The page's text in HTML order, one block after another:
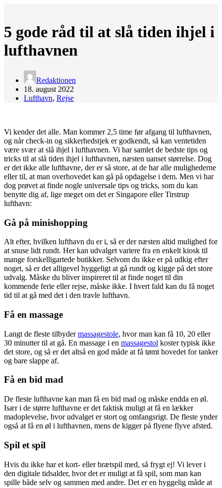
5 gode råd til at slå tiden ihjel i
lufthavnen
Redaktionen
18. august 2022
Lufthavn, Rejse
Vi kender det alle. Man kommer 2,5 time før afgang til lufthavnen,
og når check-in og sikkerhedstjek er godkendt, så kan ventetiden
være svær at slå ihjel i lufthavnen. Vi har samlet de bedste tips og
tricks til at slå tiden ihjel i lufthavnen, næsten uanset størrelse. Dog
er det ikke alle lufthavne, der er så store, at de har alle mulighederne
eller til, at man overhovedet kan gå på opdagelse i dem. Men vi har
dog prøvet at finde nogle universale tips og tricks, som du kan
benytte dig af, lige meget om det er Singapore eller Tirstrup
lufthavn:
Gå på minishopping
Alt efter, hvilken lufthavn du er i, så er der næsten altid mulighed for
at snuse lidt rundt. Her kan udvalget variere fra en enkelt kiosk til
mange forskelligartede butikker. Selvom du ikke er på udkig efter
noget, så er det alligevel hyggeligt at gå rundt og kigge på det store
udvalg. Måske du bliver inspireret til at finde noget til din
kommende ferie eller rejse, måske ikke. I hvert fald kan du få noget
tid til at gå med det i den travle lufthavn.
Få en massage
Langt de fleste tilbydermassagestole, hvor man kan få 10, 20 eller
30 minutter til at gå. En massage i en massagestol koster typisk ikke
det store, og så er det altså en god måde at få tømt hovedet for tanker
og bare slappe af.
Få en bid mad
De fleste lufthavne kan man få en bid mad og måske endda en øl.
Især i de større lufthavne er det faktisk muligt at få en lækker
madoplevelse, hvor udvalget er stort og omfangsrigt. De fleste ynder
også at få en øl i lufthavnen, mens de kigger på flyene flyve afsted.
Spil et spil
Hvis du ikke har et kort- eller brætspil med, så frygt ej! Vi lever i
den digitale tidsalder, hvor det er muligt at få spil, som man kan
spille både selv og sammen med andre. Det er en hyggelig måde at